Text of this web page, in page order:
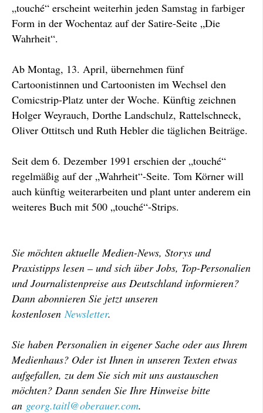
„touché“ erscheint weiterhin jeden Samstag in farbiger
Form in der Wochentaz auf der Satire-Seite „Die
Wahrheit“.
Ab Montag, 13. April, übernehmen fünf
Cartoonistinnen und Cartoonisten im Wechsel den
Comicstrip-Platz unter der Woche. Künftig zeichnen
Holger Weyrauch, Dorthe Landschulz, Rattelschneck,
Oliver Ottitsch und Ruth Hebler die täglichen Beiträge.
Seit dem 6. Dezember 1991 erschien der „touché“
regelmäßig auf der „Wahrheit“-Seite. Tom Körner will
auch künftig weiterarbeiten und plant unter anderem ein
weiteres Buch mit 500 „touché“-Strips.
Sie möchten aktuelle Medien-News, Storys und
Praxistipps lesen – und sich über Jobs, Top-Personalien
und Journalistenpreise aus Deutschland informieren?
Dann abonnieren Sie jetzt unseren
kostenlosenNewsletter.
Sie haben Personalien in eigener Sache oder aus Ihrem
Medienhaus? Oder ist Ihnen in unseren Texten etwas
aufgefallen, zu dem Sie sich mit uns austauschen
möchten? Dann senden Sie Ihre Hinweise bitte
an georg.taitl@oberauer.com.